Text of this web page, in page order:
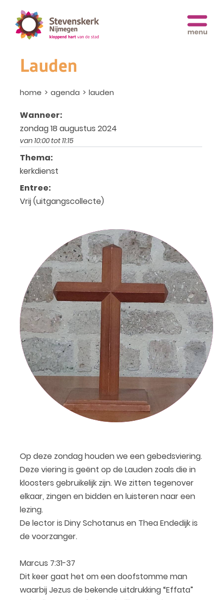
Lauden
home agenda lauden
Wanneer:
zondag 18 augustus 2024
van 10:00 tot 11:15
Thema:
kerkdienst
Entree:
Vrij (uitgangscollecte)
Op deze zondag houden we een gebedsviering.
Deze viering is geënt op de Lauden zoals die in
kloosters gebruikelijk zijn. We zitten tegenover
elkaar, zingen en bidden en luisteren naar een
lezing.
De lector is Diny Schotanus en Thea Endedijk is
de voorzanger.
Marcus 7:31-37
Dit keer gaat het om een doofstomme man
waarbij Jezus de bekende uitdrukking “Effata”